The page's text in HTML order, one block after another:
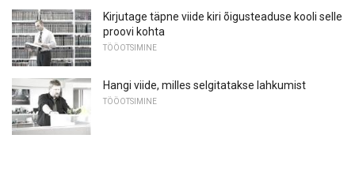
Kirjutage täpne viide kiri õigusteaduse kooli selle
proovi kohta
TÖÖOTSIMINE
Hangi viide, milles selgitatakse lahkumist
TÖÖOTSIMINE